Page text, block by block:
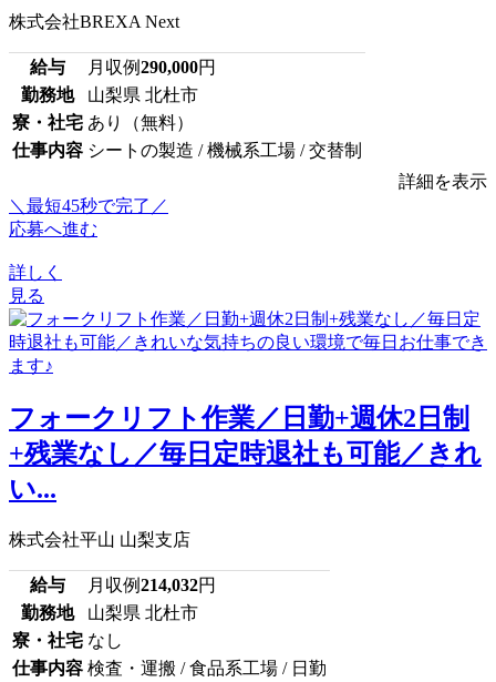
株式会社BREXA Next
給与 月収例290,000円
勤務地
山梨県 北杜市
寮・社宅 あり（無料）
仕事内容 シートの製造 / 機械系工場 / 交替制
詳細を表示
＼最短45秒で完了／
応募へ進む
詳しく
見る
フォークリフト作業／日勤+週休2日制
+残業なし／毎日定時退社も可能／きれ
い...
株式会社平山 山梨支店
給与 月収例214,032円
勤務地
山梨県 北杜市
寮・社宅 なし
仕事内容 検査・運搬 / 食品系工場 / 日勤